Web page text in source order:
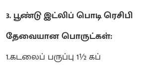
3. பூண்டு இட்லிப் பொடி ரெசிபி
தேவையான பொருட்கள்:
1.கடலைப் பருப்பு 1½ கப்